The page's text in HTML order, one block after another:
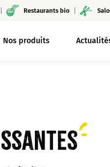
Restaurants bio
Nos produits